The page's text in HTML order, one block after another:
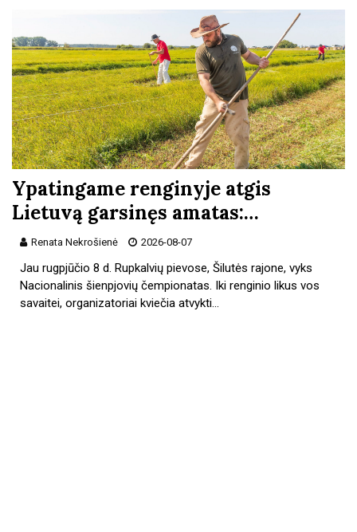
Ypatingame renginyje atgis
Lietuvą garsinęs amatas:…
Renata Nekrošienė 2026-08-07
Jau rugpjūčio 8 d. Rupkalvių pievose, Šilutės rajone, vyks
Nacionalinis šienpjovių čempionatas. Iki renginio likus vos
savaitei, organizatoriai kviečia atvykti…